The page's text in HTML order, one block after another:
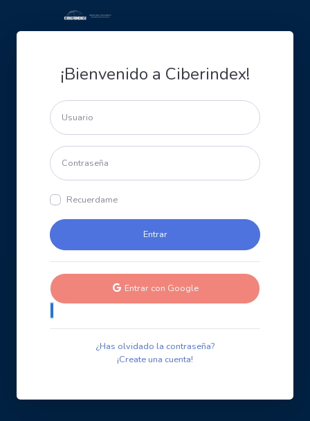
¡Bienvenido a Ciberindex!
Recuerdame
Entrar con Google
¿Has olvidado la contraseña?
¡Create una cuenta!